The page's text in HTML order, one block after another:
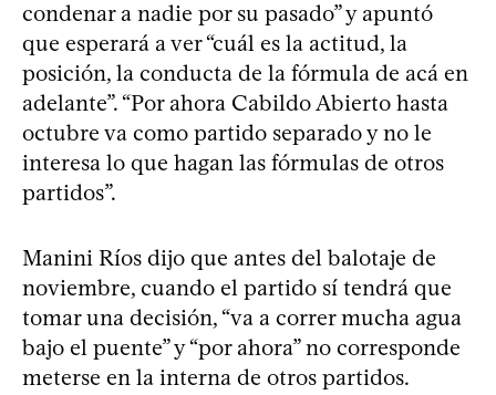
condenar a nadie por su pasado” y apuntó
que esperará a ver “cuál es la actitud, la
posición, la conducta de la fórmula de acá en
adelante”. “Por ahora Cabildo Abierto hasta
octubre va como partido separado y no le
interesa lo que hagan las fórmulas de otros
partidos”.
Manini Ríos dijo que antes del balotaje de
noviembre, cuando el partido sí tendrá que
tomar una decisión, “va a correr mucha agua
bajo el puente” y “por ahora” no corresponde
meterse en la interna de otros partidos.